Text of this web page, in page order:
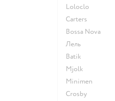
Loloclo
Сarters
Bossa Nova
Лель
Batik
Mjolk
Minimen
Crosby